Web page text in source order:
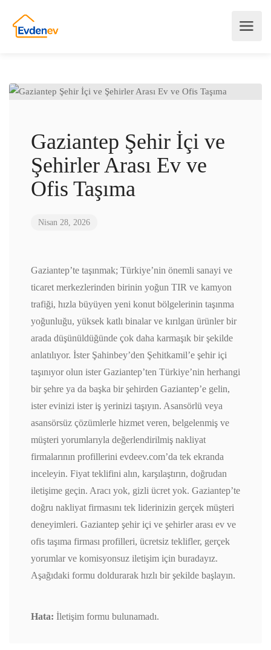
Gaziantep Şehir İçi ve
Şehirler Arası Ev ve
Ofis Taşıma
Nisan 28, 2026
Gaziantep’te taşınmak; Türkiye’nin önemli sanayi ve
ticaret merkezlerinden birinin yoğun TIR ve kamyon
trafiği, hızla büyüyen yeni konut bölgelerinin taşınma
yoğunluğu, yüksek katlı binalar ve kırılgan ürünler bir
arada düşünüldüğünde çok daha karmaşık bir şekilde
anlatılıyor. İster Şahinbey’den Şehitkamil’e şehir içi
taşınıyor olun ister Gaziantep’ten Türkiye’nin herhangi
bir şehre ya da başka bir şehirden Gaziantep’e gelin,
ister evinizi ister iş yerinizi taşıyın. Asansörlü veya
asansörsüz çözümlerle hizmet veren, belgelenmiş ve
müşteri yorumlarıyla değerlendirilmiş nakliyat
firmalarının profillerini evdeev.com’da tek ekranda
inceleyin. Fiyat teklifini alın, karşılaştırın, doğrudan
iletişime geçin. Aracı yok, gizli ücret yok. Gaziantep’te
doğru nakliyat firmasını tek liderinizin gerçek müşteri
deneyimleri. Gaziantep şehir içi ve şehirler arası ev ve
ofis taşıma firması profilleri, ücretsiz teklifler, gerçek
yorumlar ve komisyonsuz iletişim için buradayız.
Aşağıdaki formu doldurarak hızlı bir şekilde başlayın.
Hata: İletişim formu bulunamadı.